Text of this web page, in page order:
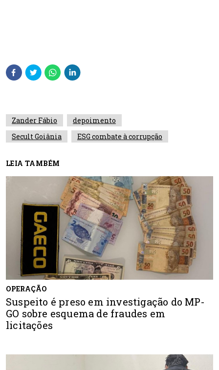
Zander Fábio
depoimento
Secult Goiânia
ESG combate à corrupção
LEIA TAMBÉM
OPERAÇÃO
Suspeito é preso em investigação do MP-
GO sobre esquema de fraudes em
licitações